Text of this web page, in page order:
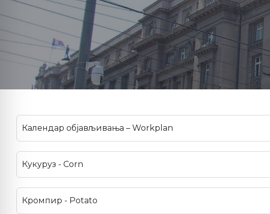
Календар објављивања – Workplan
Кукуруз - Corn
Кромпир - Potato